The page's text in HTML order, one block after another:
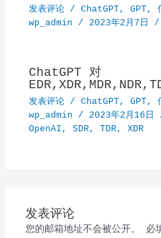
发表评论 / ChatGPT, GPT,
wp_admin / 2023年2月7日 /
ChatGPT 对
发表评论 / ChatGPT, GPT,
wp_admin / 2023年2月16日
OpenAI , SDR, TDR, XDR
发表评论
您的邮箱地址不会被公开。 必